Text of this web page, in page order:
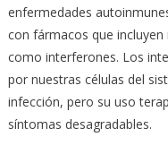
enfermedades
con fármacos que
como interferones. Los
por nuestras células del
infección, pero su uso
síntomas desagradables.